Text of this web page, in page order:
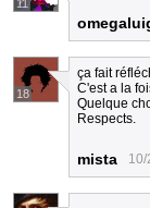
11
18
ça fait
C'est a la
Quelque
Respects.
mista 10/